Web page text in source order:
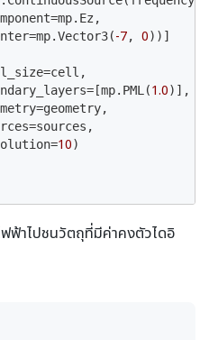
-7, 0))]
1.0)],
10)
ฟ้าไปชนวัตถุที่มีค่าคงตัวไดอิ